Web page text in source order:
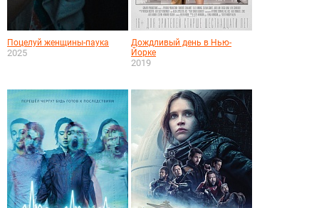
Поцелуй женщины-паука
2025
Дождливый день в Нью-
Йорке
2019